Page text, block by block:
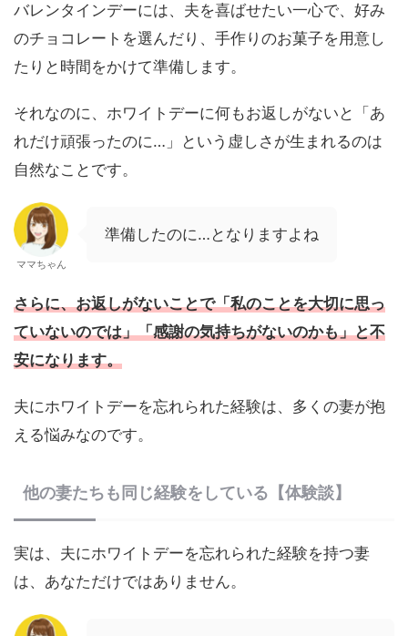
バレンタインデーには、夫を喜ばせたい一心で、好み
のチョコレートを選んだり、手作りのお菓子を用意し
たりと時間をかけて準備します。
それなのに、ホワイトデーに何もお返しがないと「あ
れだけ頑張ったのに…」という虚しさが生まれるのは
自然なことです。
ママちゃん
準備したのに…となりますよね
さらに、お返しがないことで「私のことを大切に思っ
ていないのでは」「感謝の気持ちがないのかも」と不
安になります。
夫にホワイトデーを忘れられた経験は、多くの妻が抱
える悩みなのです。
他の妻たちも同じ経験をしている【体験談】
実は、夫にホワイトデーを忘れられた経験を持つ妻
は、あなただけではありません。